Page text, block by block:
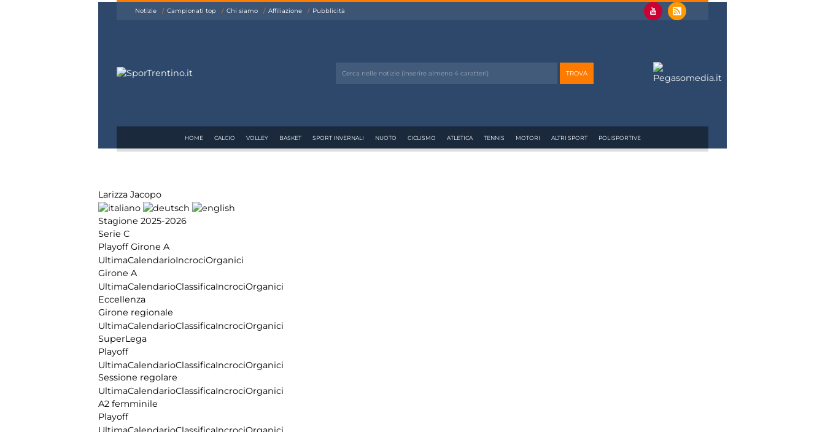
Notizie Campionati top Chi siamo Affiliazione Pubblicità
HOME CALCIO VOLLEY BASKET SPORT INVERNALI NUOTO CICLISMO ATLETICA TENNIS MOTORI ALTRI SPORT POLISPORTIVE
Larizza Jacopo
Stagione 2025-2026
Serie C
Playoff Girone A
UltimaCalendarioIncrociOrganici
Girone A
UltimaCalendarioClassificaIncrociOrganici
Eccellenza
Girone regionale
UltimaCalendarioClassificaIncrociOrganici
SuperLega
Playoff
UltimaCalendarioClassificaIncrociOrganici
Sessione regolare
UltimaCalendarioClassificaIncrociOrganici
A2 femminile
Playoff